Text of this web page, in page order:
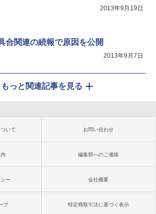
2013年9月19日
合関連の続報で原因を公開
2013年9月7日
もっと関連記事を見る
いて お問い合わせ
編集部へのご連絡
ー 会社概要
プ 特定商取引法に基づく表示